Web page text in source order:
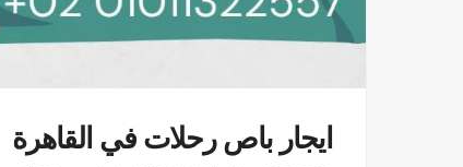
ايجار باص رحلات في القاهرة